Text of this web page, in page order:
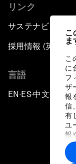
こ
ま
こ
に
フ
ザ
報
信
有
ユ
報
に
ト
リンク
サステナビリティ
採用情報 (英語の
言語
EN ▪ES▪中文▪ 日本語
プラ